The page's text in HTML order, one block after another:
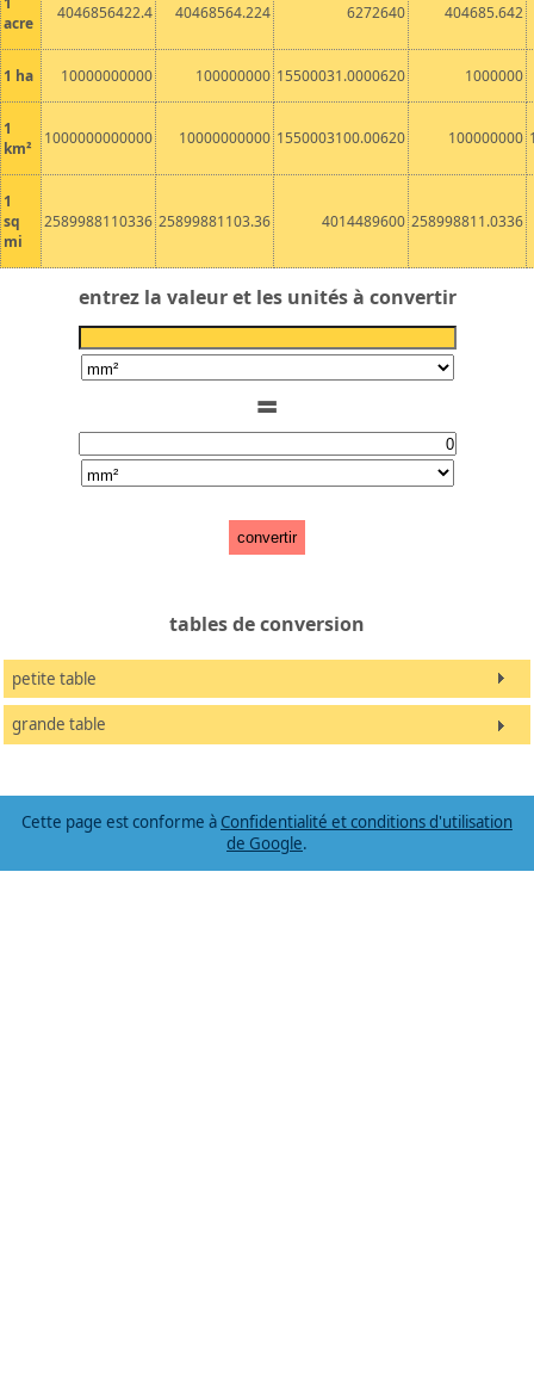
acre
4046856422.4 40468564.224 6272640 404685.642
1 ha 10000000000 100000000 15500031.0000620 1000000
1
km²
1000000000000 10000000000 1550003100.00620 100000000
1
sq
mi
2589988110336 25899881103.36 4014489600 258998811.0336
entrez la valeur et les unités à convertir
=
convertir
tables de conversion
petite table
grande table
Cette page est conforme à Confidentialité et conditions d'utilisation
de Google.